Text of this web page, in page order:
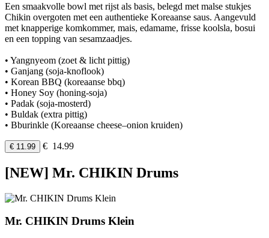
Een smaakvolle bowl met rijst als basis, belegd met malse stukjes
Chikin overgoten met een authentieke Koreaanse saus. Aangevuld
met knapperige komkommer, mais, edamame, frisse koolsla, bosui
en een topping van sesamzaadjes.
• Yangnyeom (zoet & licht pittig)
• Ganjang (soja-knoflook)
• Korean BBQ (koreaanse bbq)
• Honey Soy (honing-soja)
• Padak (soja-mosterd)
• Buldak (extra pittig)
• Bburinkle (Koreaanse cheese–onion kruiden)
€ 11.99 € 14.99
[NEW] Mr. CHIKIN Drums
Mr. CHIKIN Drums Klein